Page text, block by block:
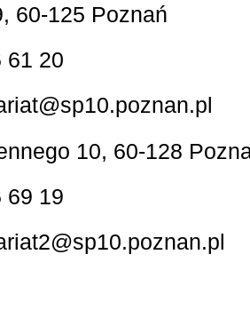
60-125 Poznań
61 20
10, 60-128
69 19